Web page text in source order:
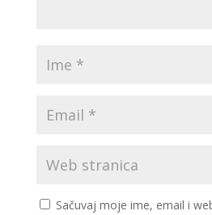
Sačuvaj moje ime, email i